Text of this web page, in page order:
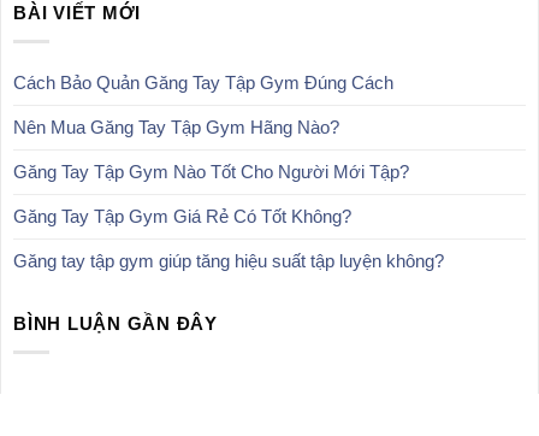
BÀI VIẾT MỚI
Cách Bảo Quản Găng Tay Tập Gym Đúng Cách
Nên Mua Găng Tay Tập Gym Hãng Nào?
Găng Tay Tập Gym Nào Tốt Cho Người Mới Tập?
Găng Tay Tập Gym Giá Rẻ Có Tốt Không?
Găng tay tập gym giúp tăng hiệu suất tập luyện không?
BÌNH LUẬN GẦN ĐÂY